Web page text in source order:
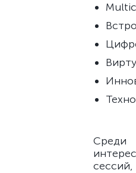
Среди